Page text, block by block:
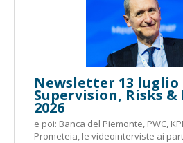
Newsletter 13 luglio
Supervision, Risks
2026
e poi: Banca del Piemonte, PWC,
Prometeia, le videointerviste ai